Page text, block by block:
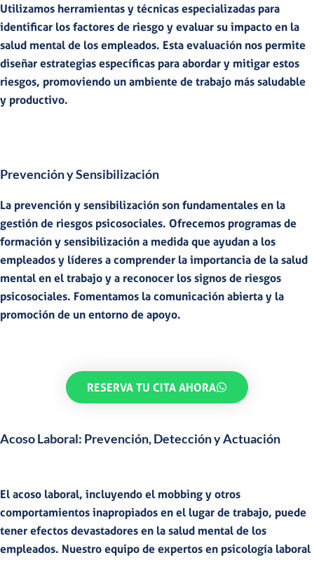
Utilizamos herramientas y técnicas especializadas para
identificar los factores de riesgo y evaluar su impacto en la
salud mental de los empleados. Esta evaluación nos permite
diseñar estrategias específicas para abordar y mitigar estos
riesgos, promoviendo un ambiente de trabajo más saludable
y productivo.
Prevención y Sensibilización
La prevención y sensibilización son fundamentales en la
gestión de riesgos psicosociales. Ofrecemos programas de
formación y sensibilización a medida que ayudan a los
empleados y líderes a comprender la importancia de la salud
mental en el trabajo y a reconocer los signos de riesgos
psicosociales. Fomentamos la comunicación abierta y la
promoción de un entorno de apoyo.
RESERVA TU CITA AHORA
Acoso Laboral: Prevención, Detección y Actuación
El acoso laboral, incluyendo el mobbing y otros
comportamientos inapropiados en el lugar de trabajo, puede
tener efectos devastadores en la salud mental de los
empleados. Nuestro equipo de expertos en psicología laboral